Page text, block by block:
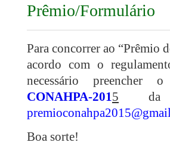
Prêmio/Formulário
Para concorrer ao “Prêmio
acordo com o
necessário
CONAHPA-2015 da
Boa sorte!